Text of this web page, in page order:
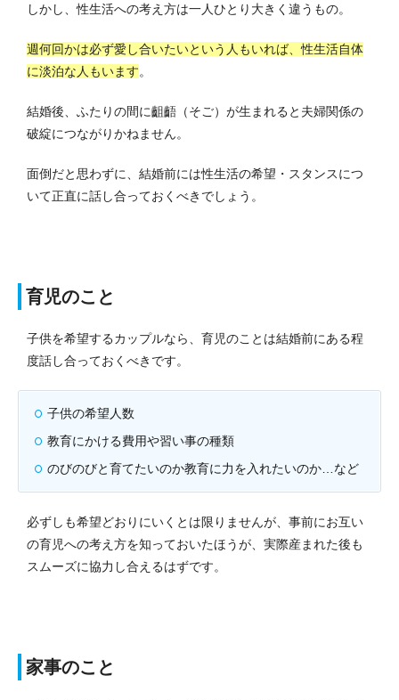
しかし、性生活への考え方は一人ひとり大きく違うもの。
週何回かは必ず愛し合いたいという人もいれば、性生活自体
に淡泊な人もいます。
結婚後、ふたりの間に齟齬（そご）が生まれると夫婦関係の
破綻につながりかねません。
面倒だと思わずに、結婚前には性生活の希望・スタンスにつ
いて正直に話し合っておくべきでしょう。
育児のこと
子供を希望するカップルなら、育児のことは結婚前にある程
度話し合っておくべきです。
子供の希望人数
教育にかける費用や習い事の種類
のびのびと育てたいのか教育に力を入れたいのか…など
必ずしも希望どおりにいくとは限りませんが、事前にお互い
の育児への考え方を知っておいたほうが、実際産まれた後も
スムーズに協力し合えるはずです。
家事のこと